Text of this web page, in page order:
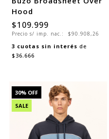
Hood
$109.999
Precio s/ imp. nac.: $90.908,26
3 cuotas sin interés de
$36.666
30% OFF
SALE